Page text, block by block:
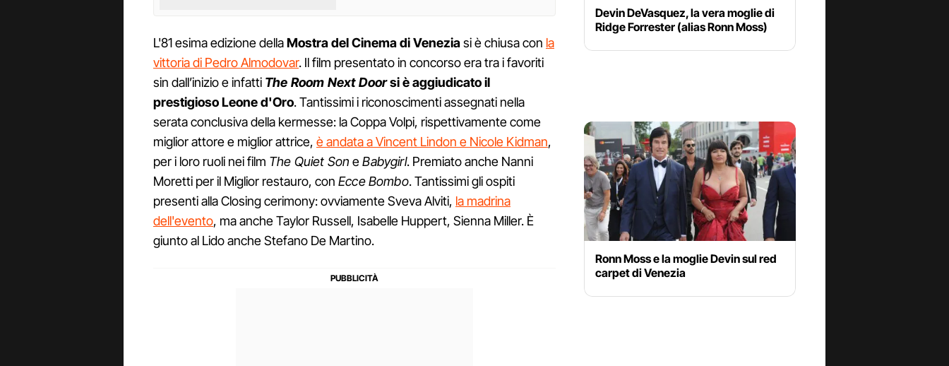
L'81 esima edizione dellaMostra del Cinema di Veneziasi è chiusa con la
vittoria di Pedro Almodovar. Il film presentato in concorso era tra i favoriti
sin dall’inizio e infatti The Room Next Doorsi è aggiudicato il
prestigioso Leone d'Oro. Tantissimi i riconoscimenti assegnati nella
serata conclusiva della kermesse: la Coppa Volpi, rispettivamente come
miglior attore e miglior attrice, è andata a Vincent Lindon e Nicole Kidman,
per i loro ruoli nei film The Quiet Son eBabygirl. Premiato anche Nanni
Moretti per il Miglior restauro, con Ecce Bombo. Tantissimi gli ospiti
presenti alla Closing cerimony: ovviamente Sveva Alviti, la madrina
dell'evento, ma anche Taylor Russell, Isabelle Huppert, Sienna Miller. È
giunto al Lido anche Stefano De Martino.
Devin DeVasquez, la vera moglie di
Ridge Forrester (alias Ronn Moss)
Ronn Moss e la moglie Devin sul red
carpet di Venezia